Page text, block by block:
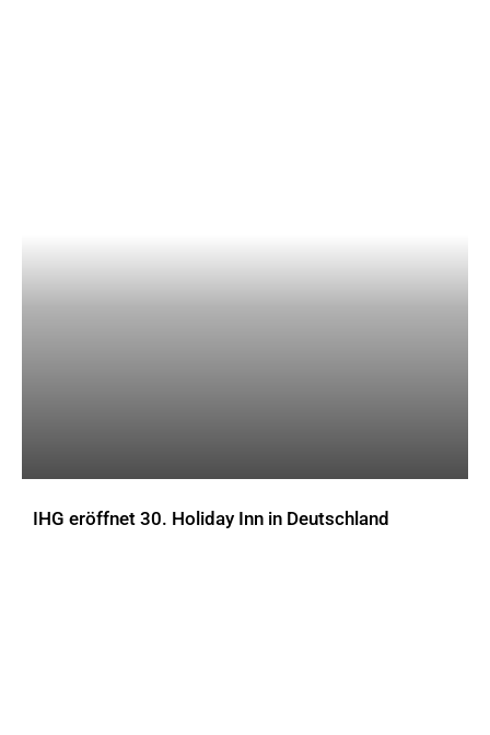
IHG eröffnet 30. Holiday Inn in Deutschland